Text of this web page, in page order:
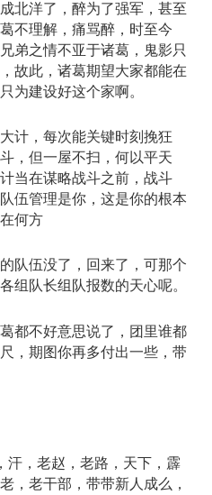
北洋了，醉为了强军，甚至
不理解，痛骂醉，时至今
弟之情不亚于诸葛，鬼影只
故此，诸葛期望大家都能在
为建设好这个家啊。
计，每次能关键时刻挽狂
，但一屋不扫，何以平天
当在谋略战斗之前，战斗
伍管理是你，这是你的根本
何方
队伍没了，回来了，可那个
组队长组队报数的天心呢。
都不好意思说了，团里谁都
，期图你再多付出一些，带
汗，老赵，老路，天下，霹
，老干部，带带新人成么，